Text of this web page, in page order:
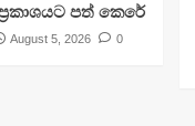
පත් කෙරේ
August 5, 2026 0